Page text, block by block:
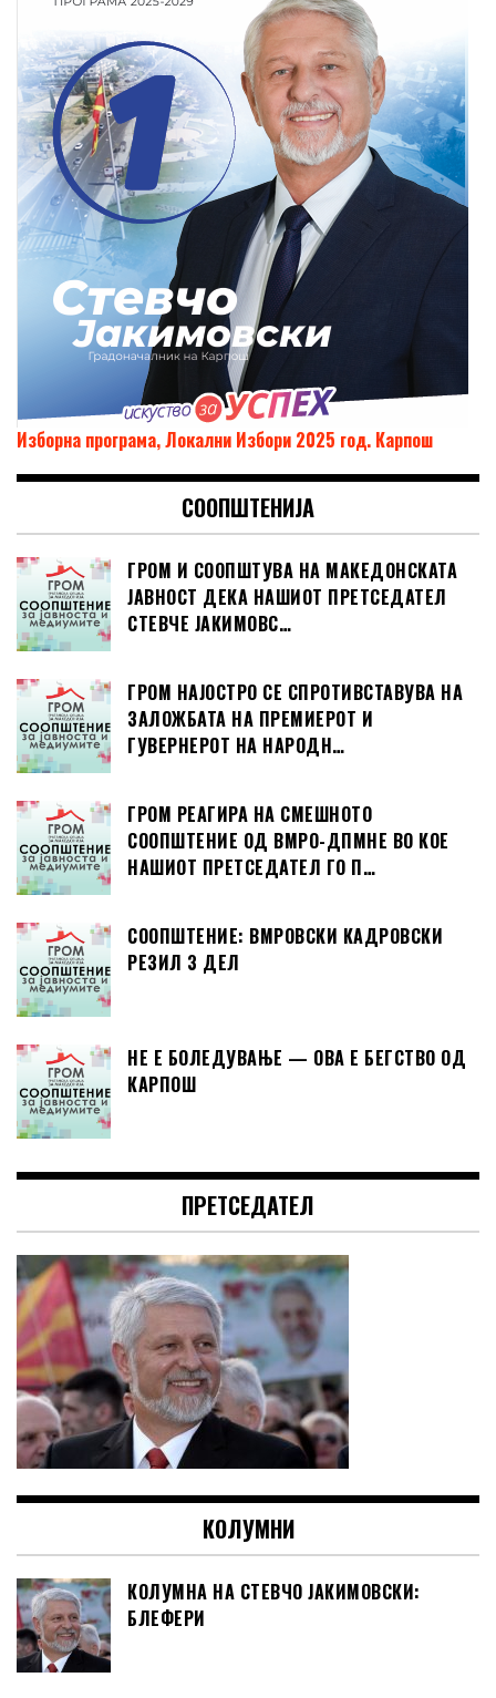
Изборна програма, Локални Избори 2025 год. Карпош
СООПШТЕНИЈА
ГРОМ И СООПШТУВА НА МАКЕДОНСКАТА
ЈАВНОСТ ДЕКА НАШИОТ ПРЕТСЕДАТЕЛ
СТЕВЧЕ ЈАКИМОВС…
ГРОМ НАЈОСТРО СЕ СПРОТИВСТАВУВА НА
ЗАЛОЖБАТА НА ПРЕМИЕРОТ И
ГУВЕРНЕРОТ НА НАРОДН…
ГРОМ РЕАГИРА НА СМЕШНОТО
СООПШТЕНИЕ ОД ВМРО-ДПМНЕ ВО КОЕ
НАШИОТ ПРЕТСЕДАТЕЛ ГО П…
СООПШТЕНИЕ: ВМРОВСКИ КАДРОВСКИ
РЕЗИЛ 3 ДЕЛ
НЕ Е БОЛЕДУВАЊЕ — ОВА Е БЕГСТВО ОД
КАРПОШ
ПРЕТСЕДАТЕЛ
КОЛУМНИ
КОЛУМНА НА СТЕВЧО ЈАКИМОВСКИ:
БЛЕФЕРИ